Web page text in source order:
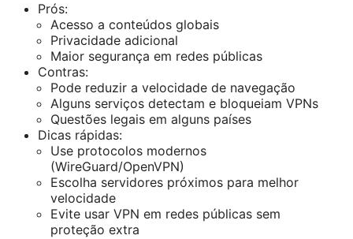
Prós:
Acesso a conteúdos globais
Privacidade adicional
Maior segurança em redes públicas
Contras:
Pode reduzir a velocidade de navegação
Alguns serviços detectam e bloqueiam VPNs
Questões legais em alguns países
Dicas rápidas:
Use protocolos modernos
(WireGuard/OpenVPN)
Escolha servidores próximos para melhor
velocidade
Evite usar VPN em redes públicas sem
proteção extra